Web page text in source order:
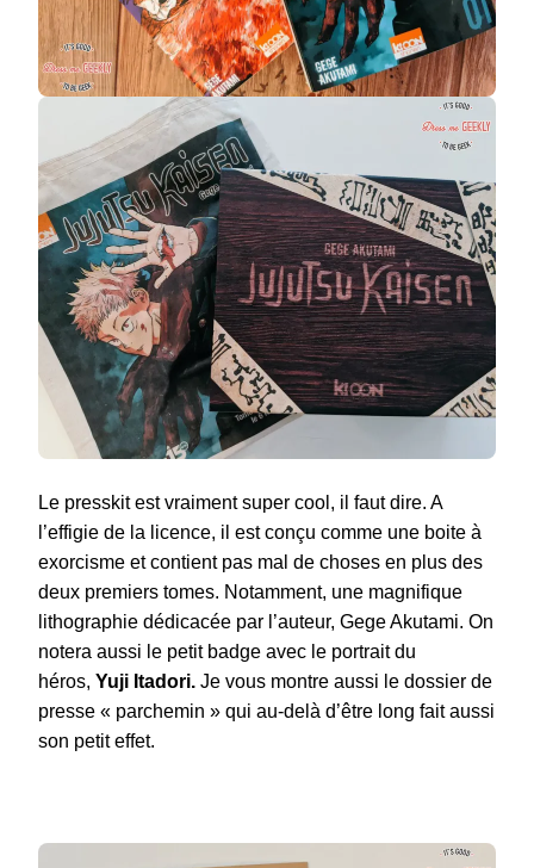
Le presskit est vraiment super cool, il faut dire. A
l’effigie de la licence, il est conçu comme une boite à
exorcisme et contient pas mal de choses en plus des
deux premiers tomes. Notamment, une magnifique
lithographie dédicacée par l’auteur, Gege Akutami. On
notera aussi le petit badge avec le portrait du
héros, Yuji Itadori. Je vous montre aussi le dossier de
presse « parchemin » qui au-delà d’être long fait aussi
son petit effet.